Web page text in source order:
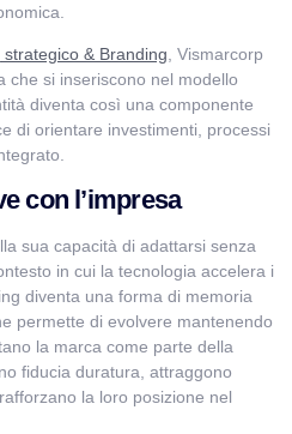
strategico & Branding , Vismarcorp
che si inseriscono nel modello
diventa così una componente
di orientare investimenti, processi
con l’impresa
sua capacità di adattarsi senza
in cui la tecnologia accelera i
diventa una forma di memoria
permette di evolvere mantenendo
la marca come parte della
fiducia duratura, attraggono
la loro posizione nel